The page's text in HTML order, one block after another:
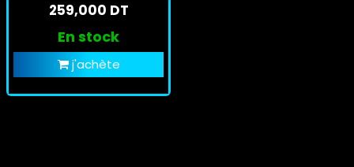
259,000 DT
En stock
j'achète